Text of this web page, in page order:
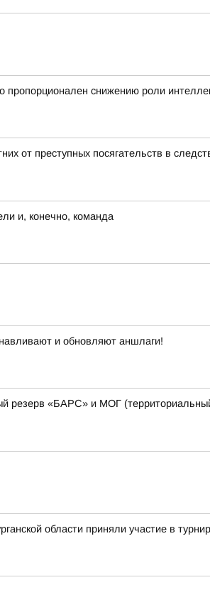
снижению роли
от преступных посягательств в
и, конечно, команда
и обновляют аншлаги!
резерв «БАРС» и МОГ
области приняли участие в